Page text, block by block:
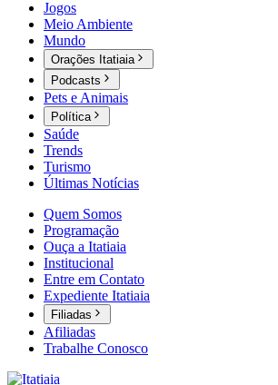
Jogos
Meio Ambiente
Mundo
Orações Itatiaia
Podcasts
Pets e Animais
Política
Saúde
Trends
Turismo
Últimas Notícias
Quem Somos
Programação
Ouça a Itatiaia
Institucional
Entre em Contato
Expediente Itatiaia
Filiadas
Afiliadas
Trabalhe Conosco